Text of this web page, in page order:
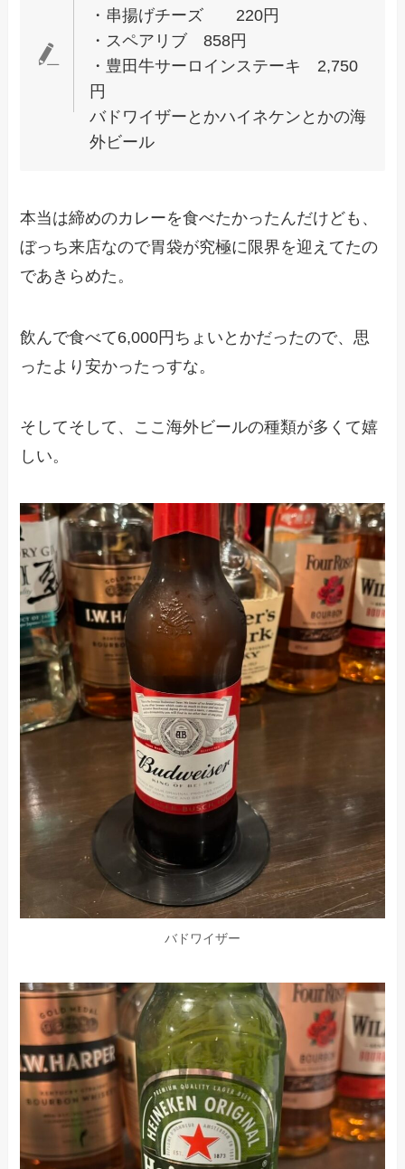
・串揚げチーズ 220円
・スペアリブ 858円
・豊田牛サーロインステーキ 2,750
円
バドワイザーとかハイネケンとかの海
外ビール
本当は締めのカレーを食べたかったんだけども、
ぼっち来店なので胃袋が究極に限界を迎えてたの
であきらめた。
飲んで食べて6,000円ちょいとかだったので、思
ったより安かったっすな。
そしてそして、ここ海外ビールの種類が多くて嬉
しい。
バドワイザー